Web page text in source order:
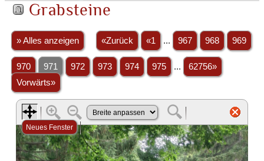
Grabsteine
» Alles anzeigen «Zurück «1 ... 967 968 969
970 971 972 973 974 975 ...
62756»
Vorwärts»